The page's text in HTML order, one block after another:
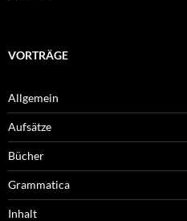
VORTRÄGE
Allgemein
Aufsätze
Bücher
Grammatica
Inhalt